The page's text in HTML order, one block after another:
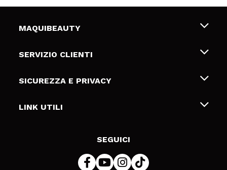
MAQUIBEAUTY
Chi siamo
Gift Cards
SERVIZIO CLIENTI
Spedizioni & Resi
Metodi di pagamamento
SICUREZZA E PRIVACY
Termini e condizioni
LINK UTILI
SEGUICI